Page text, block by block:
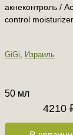
акнеконтроль /
control moisturizer
GiGi, Израиль
50 мл
4210